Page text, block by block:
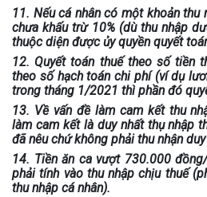
11. Nếu cá nhân có một khoản thu
chưa khấu trừ 10% (dù thu nhập
thuộc diện được ủy quyền quyết
12. Quyết toán thuế theo số tiền
theo số hạch toán chi phí (ví dụ
trong tháng 1/2021 thì phần đó
13. Về vấn đề làm cam kết thu
làm cam kết là duy nhất thụ nhập
đã nêu chứ không phải thu nhận
14. Tiền ăn ca vượt 730.000
phải tính vào thu nhập chịu thuế (
thu nhập cá nhân).